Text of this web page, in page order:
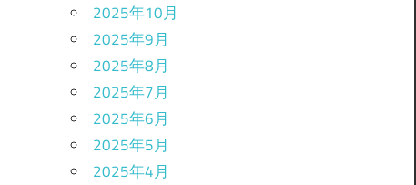
2025年10月
2025年9月
2025年8月
2025年7月
2025年6月
2025年5月
2025年4月